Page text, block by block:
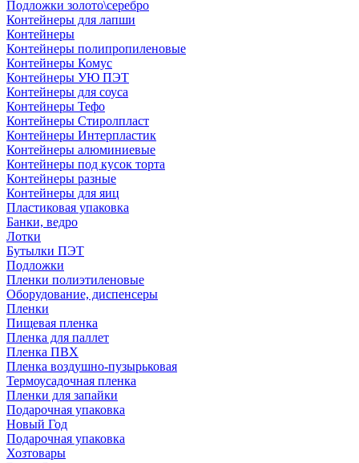
Подложки золото\серебро
Контейнеры для лапши
Контейнеры
Контейнеры полипропиленовые
Контейнеры Комус
Контейнеры УЮ ПЭТ
Контейнеры для соуса
Контейнеры Тефо
Контейнеры Стиролпласт
Контейнеры Интерпластик
Контейнеры алюминиевые
Контейнеры под кусок торта
Контейнеры разные
Контейнеры для яиц
Пластиковая упаковка
Банки, ведро
Лотки
Бутылки ПЭТ
Подложки
Пленки полиэтиленовые
Оборудование, диспенсеры
Пленки
Пищевая пленка
Пленка для паллет
Пленка ПВХ
Пленка воздушно-пузырьковая
Термоусадочная пленка
Пленки для запайки
Подарочная упаковка
Новый Год
Подарочная упаковка
Хозтовары